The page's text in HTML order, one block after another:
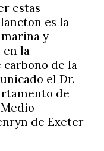
estas
es la
y
en la
de la
el Dr.
de
de Exeter